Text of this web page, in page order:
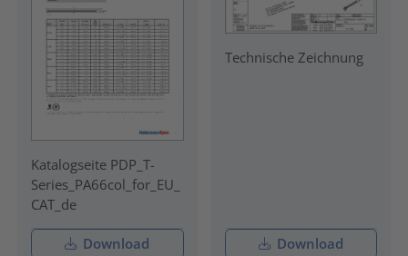
Katalogseite PDP_T-
Series_PA66col_for_EU_
CAT_de
Download
Technische Zeichnung
Download